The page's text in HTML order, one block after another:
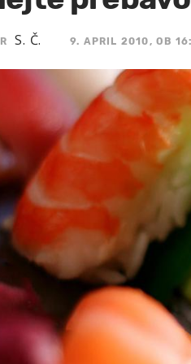
S. Č. 9. APRIL 2010, OB